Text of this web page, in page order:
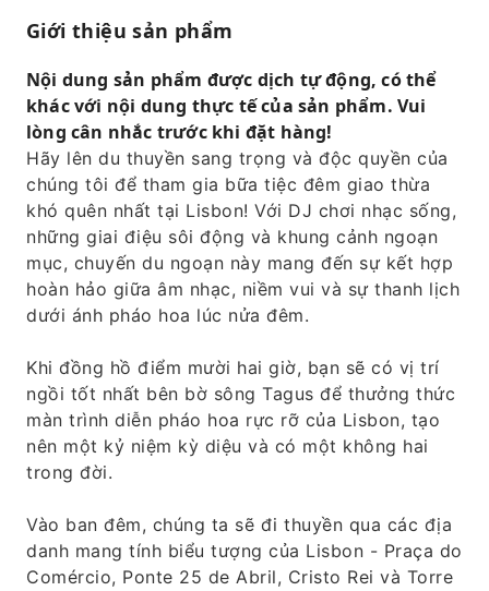
hạn + rượu sâm panh Moët & Chandon.
Lisbon lung linh về đêm.
Hoàn toàn thoải mái ngay cả trong thời tiết
mưa (thuyền được đóng kín hoàn toàn bằng
kính).
Giới thiệu sản phẩm
Nội dung sản phẩm được dịch tự động, có thể
khác với nội dung thực tế của sản phẩm. Vui
lòng cân nhắc trước khi đặt hàng!
Hãy lên du thuyền sang trọng và độc quyền của
chúng tôi để tham gia bữa tiệc đêm giao thừa
khó quên nhất tại Lisbon! Với DJ chơi nhạc sống,
những giai điệu sôi động và khung cảnh ngoạn
mục, chuyến du ngoạn này mang đến sự kết hợp
hoàn hảo giữa âm nhạc, niềm vui và sự thanh lịch
dưới ánh pháo hoa lúc nửa đêm.
Khi đồng hồ điểm mười hai giờ, bạn sẽ có vị trí
ngồi tốt nhất bên bờ sông Tagus để thưởng thức
màn trình diễn pháo hoa rực rỡ của Lisbon, tạo
nên một kỷ niệm kỳ diệu và có một không hai
trong đời.
Vào ban đêm, chúng ta sẽ đi thuyền qua các địa
danh mang tính biểu tượng của Lisbon - Praça do
Comércio, Ponte 25 de Abril, Cristo Rei và Torre